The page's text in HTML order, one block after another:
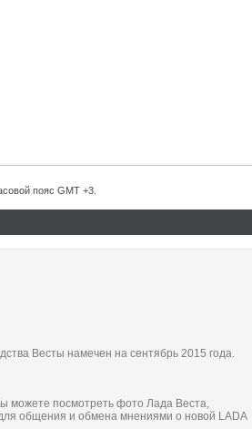
пояс GMT +3.
Весты намечен на сентябрь 2015 года.
можете посмотреть фото Лада Веста,
общения и обмена мнениями о новой LADA